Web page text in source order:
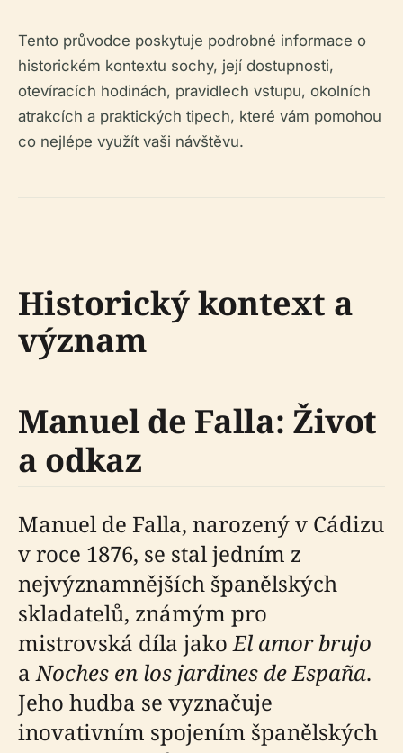
Tento průvodce poskytuje podrobné informace o
historickém kontextu sochy, její dostupnosti,
otevíracích hodinách, pravidlech vstupu, okolních
atrakcích a praktických tipech, které vám pomohou
co nejlépe využít vaši návštěvu.
Historický kontext a
význam
Manuel de Falla: Život
a odkaz
Manuel de Falla, narozený v Cádizu
v roce 1876, se stal jedním z
nejvýznamnějších španělských
skladatelů, známým pro
mistrovská díla jakoEl amor brujo
aNoches en los jardines de España.
Jeho hudba se vyznačuje
inovativním spojením španělských